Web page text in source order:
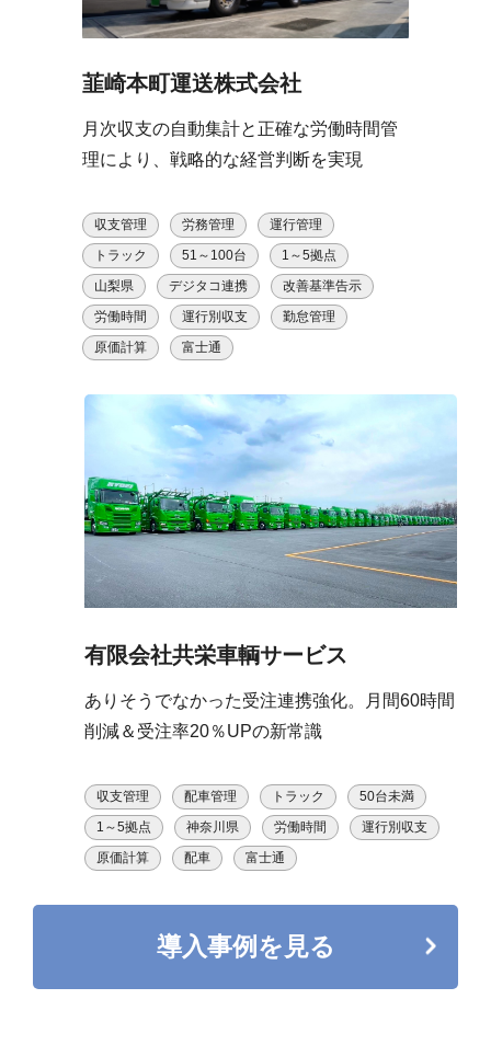
韮崎本町運送株式会社
月次収支の自動集計と正確な労働時間管
理により、戦略的な経営判断を実現
収支管理 労務管理
運行管理
トラック
51～100台
1～5拠点
山梨県
デジタコ連携
改善基準告示
労働時間
運行別収支
勤怠管理
原価計算
富士通
有限会社共栄車輌サービス
ありそうでなかった受注連携強化。月間60時間
削減＆受注率20％UPの新常識
収支管理 配車管理 トラック
50台未満
1～5拠点
神奈川県 労働時間
運行別収支
原価計算
配車 富士通
導入事例を見る
導入事例を見る